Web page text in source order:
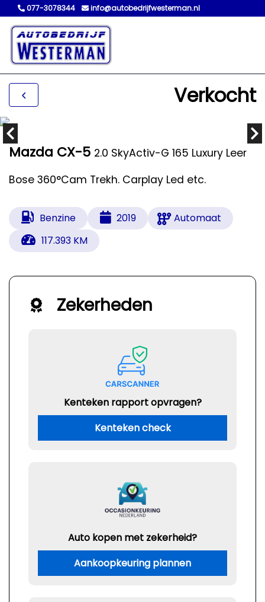
077-3078344 info@autobedrijfwesterman.nl
Verkocht
Mazda CX-5 2.0 SkyActiv-G 165 Luxury Leer
Bose 360°Cam Trekh. Carplay Led etc.
Benzine 2019
Automaat
117.393 KM
Zekerheden
Kenteken rapport opvragen?
Kenteken check
Auto kopen met zekerheid?
Aankoopkeuring plannen